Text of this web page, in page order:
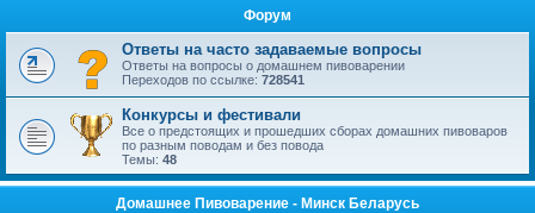
Форум
Ответы на часто задаваемые вопросы
Ответы на вопросы о домашнем пивоварении
Переходов по ссылке: 728541
Конкурсы и фестивали
Все о предстоящих и прошедших сборах домашних пивоваров
по разным поводам и без повода
Темы: 48
Домашнее Пивоварение - Минск Беларусь